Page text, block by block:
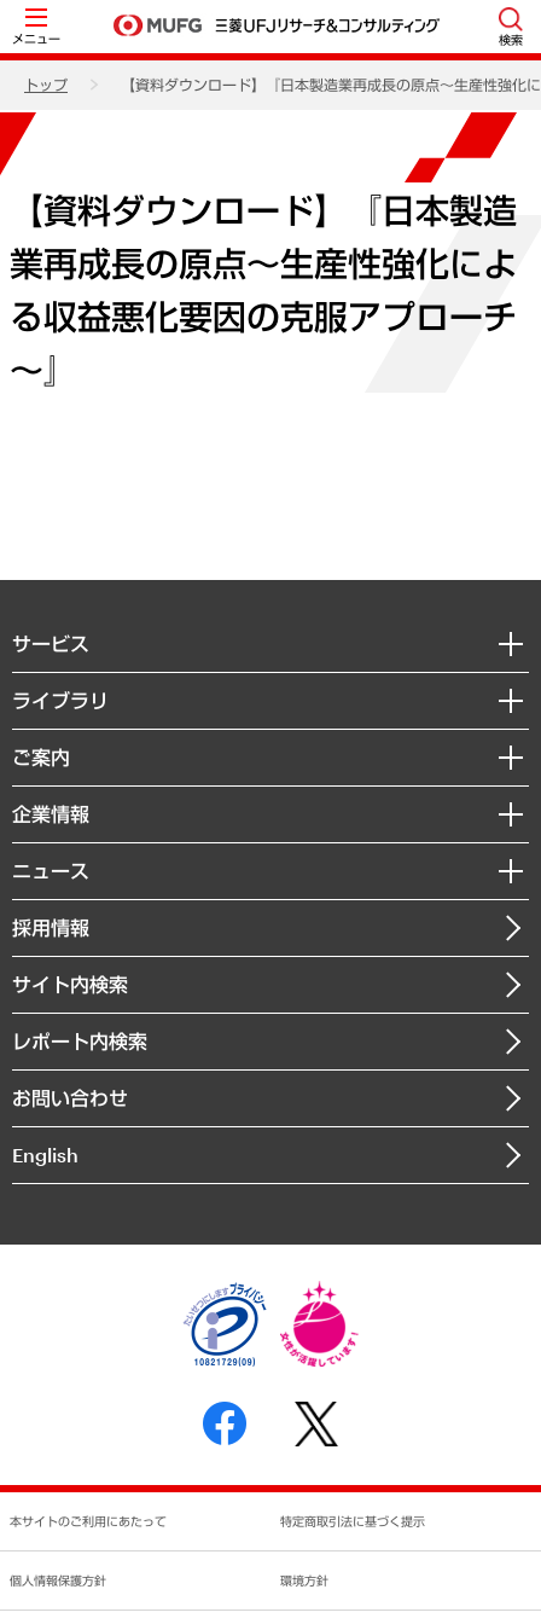
メニュー 検索
トップ 【資料ダウンロード】『日本製造業再成長の原点～生産性強化
【資料ダウンロード】『日本製造
業再成長の原点～生産性強化によ
る収益悪化要因の克服アプローチ
～』
サービス
経営戦略
組織・人事戦略
デジタルイノベーション
共生・ダイバーシティ
GRC（ガバナンス・リスク・コンプライアンス）・防災（政策）
経済・産業・雇用・労働
まちづくり・観光・交通・スポーツ・スマートシティ
自然資源・農林水産業・食料システム
ライブラリ
経済調査
レポート
コラム
経営用語集
受託・受注実績（官公庁関連）
メディア掲載・出演
ご案内
セミナー・イベント情報
MUFGビジネスセミナー
受託案件情報
企業情報
私たちの想い
社長メッセージ
会社概要
沿革
組織図・本部部室紹介
インドネシア現地法人
個人情報保護方針
反社会的勢力に対する基本方針
書面による個人情報の開示等の請求の手続きについて
ニュース
ニュースリリース
お知らせ
採用情報
サイト内検索
レポート内検索
お問い合わせ
English
本サイトのご利用にあたって 特定商取引法に基づく提示
個人情報保護方針 環境方針